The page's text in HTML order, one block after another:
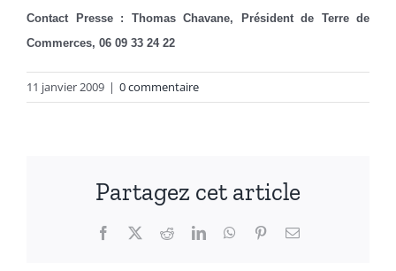
Contact Presse : Thomas Chavane, Président de Terre de
Commerces, 06 09 33 24 22
11 janvier 2009 | 0 commentaire
Partagez cet article
Facebook RedditLinkedInWhatsApp
PinterestEmail